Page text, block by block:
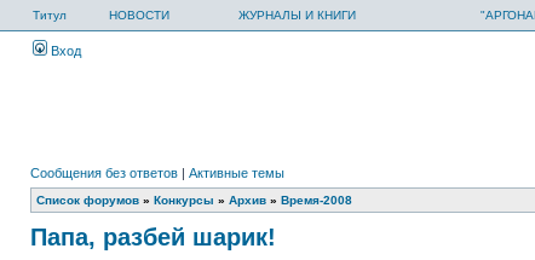
Титул НОВОСТИ ЖУРНАЛЫ И КНИГИ
Вход
Сообщения без ответов | Активные темы
Список форумов » Конкурсы » Архив » Время-2008
Папа, разбей шарик!